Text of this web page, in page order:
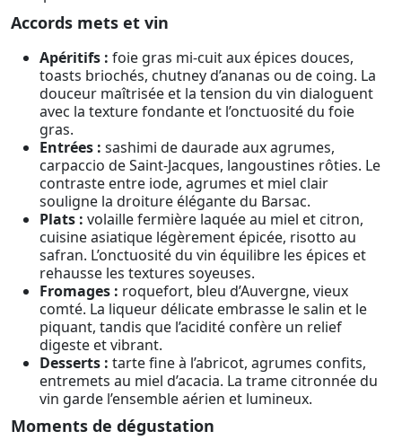
Accords mets et vin
Apéritifs : foie gras mi-cuit aux épices douces,
toasts briochés, chutney d’ananas ou de coing. La
douceur maîtrisée et la tension du vin dialoguent
avec la texture fondante et l’onctuosité du foie
gras.
Entrées : sashimi de daurade aux agrumes,
carpaccio de Saint-Jacques, langoustines rôties. Le
contraste entre iode, agrumes et miel clair
souligne la droiture élégante du Barsac.
Plats : volaille fermière laquée au miel et citron,
cuisine asiatique légèrement épicée, risotto au
safran. L’onctuosité du vin équilibre les épices et
rehausse les textures soyeuses.
Fromages : roquefort, bleu d’Auvergne, vieux
comté. La liqueur délicate embrasse le salin et le
piquant, tandis que l’acidité confère un relief
digeste et vibrant.
Desserts : tarte fine à l’abricot, agrumes confits,
entremets au miel d’acacia. La trame citronnée du
vin garde l’ensemble aérien et lumineux.
Moments de dégustation